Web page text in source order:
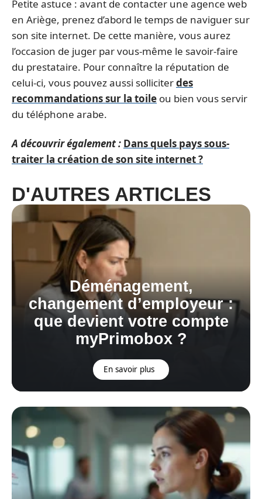
Petite astuce : avant de contacter une agence web
en Ariège, prenez d’abord le temps de naviguer sur
son site internet. De cette manière, vous aurez
l’occasion de juger par vous-même le savoir-faire
du prestataire. Pour connaître la réputation de
celui-ci, vous pouvez aussi solliciterdes
recommandations sur la toile ou bien vous servir
du téléphone arabe.
A découvrir également : Dans quels pays sous-
traiter la création de son site internet ?
D'AUTRES ARTICLES
Déménagement,
changement d’employeur :
que devient votre compte
myPrimobox ?
En savoir plus